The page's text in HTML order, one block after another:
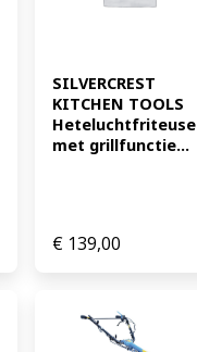
SILVERCREST
KITCHEN TOOLS
Heteluchtfriteuse
met grillfunctie...
€ 139,00